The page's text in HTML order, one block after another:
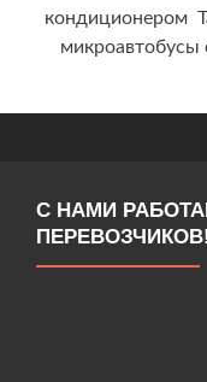
кондиционером
С НАМИ
ПЕРЕВОЗЧИКОВ!